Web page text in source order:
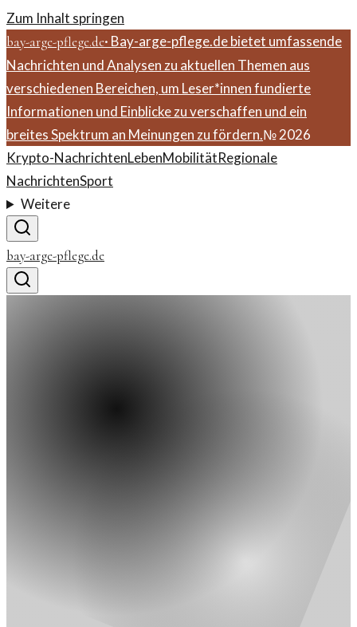
Zum Inhalt springen
bay-arge-pflege.de· Bay-arge-pflege.de bietet umfassende
Nachrichten und Analysen zu aktuellen Themen aus
verschiedenen Bereichen, um Leser*innen fundierte
Informationen und Einblicke zu verschaffen und ein
breites Spektrum an Meinungen zu fördern.№2026
Krypto-NachrichtenLebenMobilitätRegionale
NachrichtenSport
Weitere
bay-arge-pflege.de